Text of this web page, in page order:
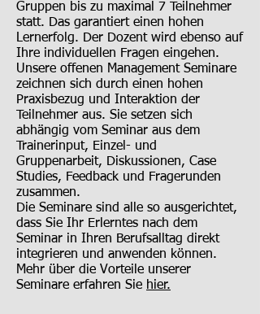
Gruppen bis zu maximal 7 Teilnehmer
statt. Das garantiert einen hohen
Lernerfolg. Der Dozent wird ebenso auf
Ihre individuellen Fragen eingehen.
Unsere offenen Management Seminare
zeichnen sich durch einen hohen
Praxisbezug und Interaktion der
Teilnehmer aus. Sie setzen sich
abhängig vom Seminar aus dem
Trainerinput, Einzel- und
Gruppenarbeit, Diskussionen, Case
Studies, Feedback und Fragerunden
zusammen.
Die Seminare sind alle so ausgerichtet,
dass Sie Ihr Erlerntes nach dem
Seminar in Ihren Berufsalltag direkt
integrieren und anwenden können.
Mehr über die Vorteile unserer
Seminare erfahren Sie hier.